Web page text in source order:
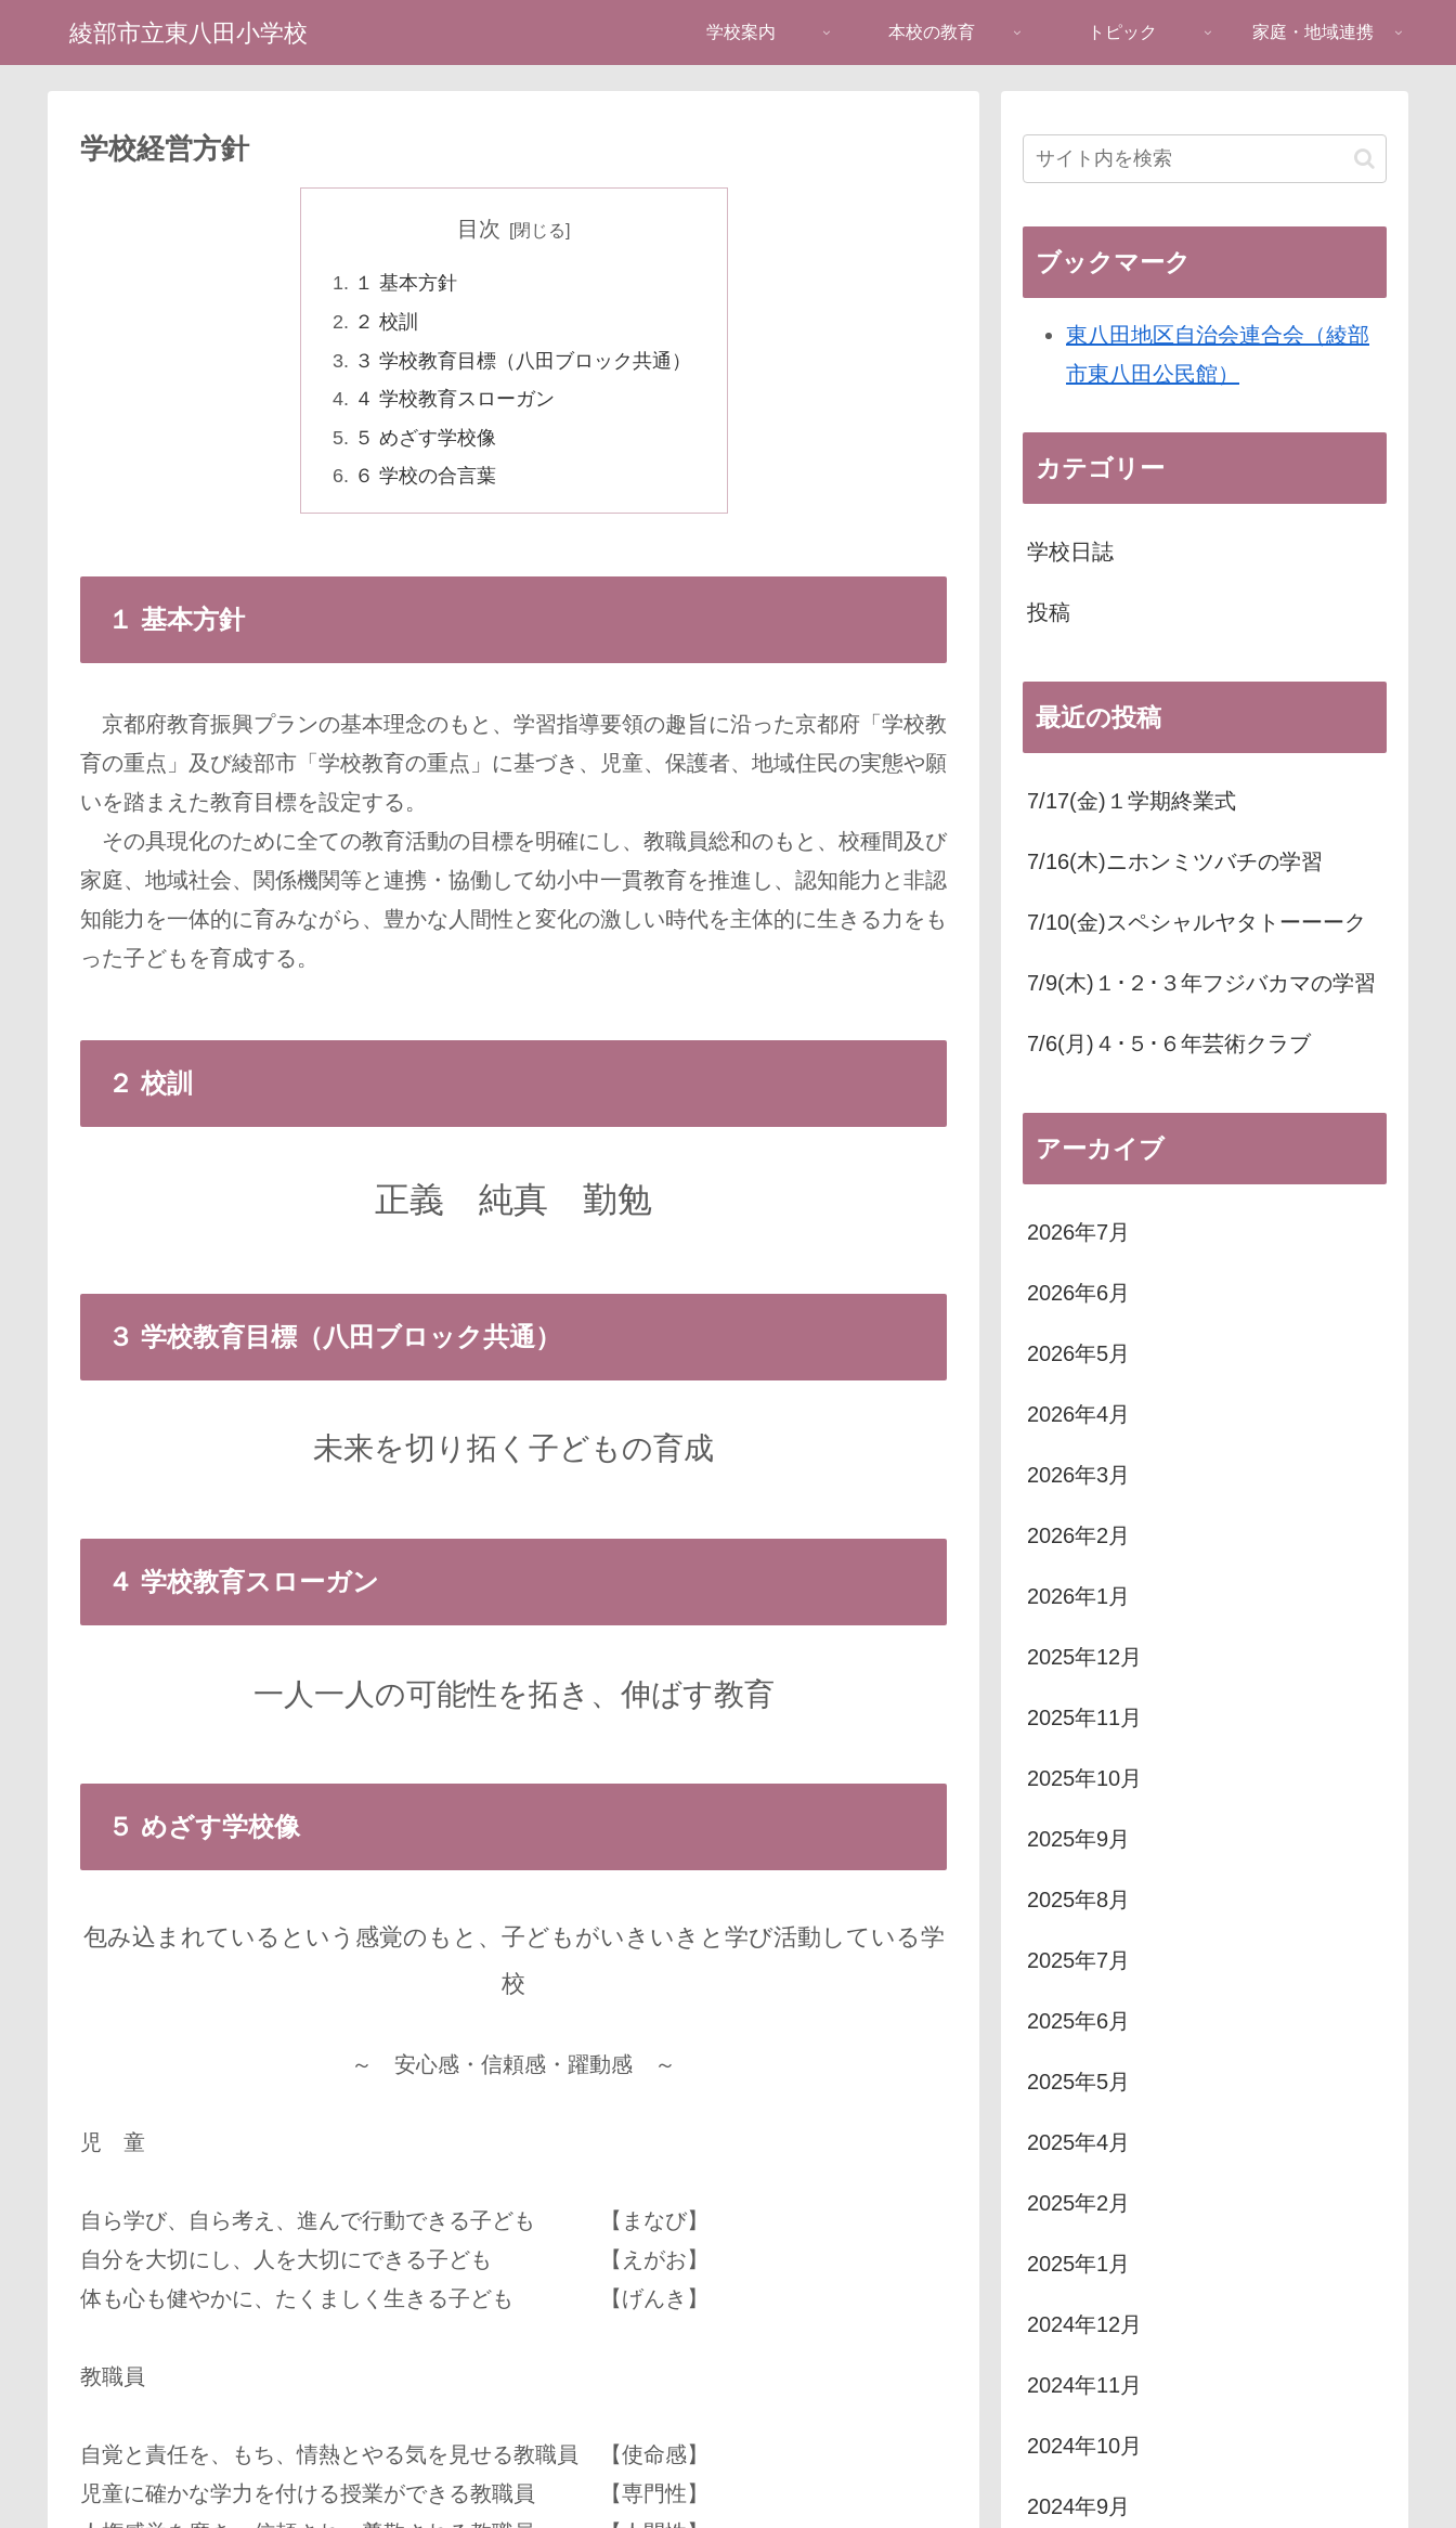
綾部市立東八田小学校 学校案内 本校の教育 トピック 家庭・地域連携
学校経営方針
目次
１ 基本方針
２ 校訓
３ 学校教育目標（八田ブロック共通）
４ 学校教育スローガン
５ めざす学校像
６ 学校の合言葉
１ 基本方針
京都府教育振興プランの基本理念のもと、学習指導要領の趣旨に沿った京都府「学校教
育の重点」及び綾部市「学校教育の重点」に基づき、児童、保護者、地域住民の実態や願
いを踏まえた教育目標を設定する。
その具現化のために全ての教育活動の目標を明確にし、教職員総和のもと、校種間及び
家庭、地域社会、関係機関等と連携・協働して幼小中一貫教育を推進し、認知能力と非認
知能力を一体的に育みながら、豊かな人間性と変化の激しい時代を主体的に生きる力をも
った子どもを育成する。
２ 校訓
正義 純真 勤勉
３ 学校教育目標（八田ブロック共通）
未来を切り拓く子どもの育成
４ 学校教育スローガン
一人一人の可能性を拓き、伸ばす教育
５ めざす学校像
包み込まれているという感覚のもと、子どもがいきいきと学び活動している学
校
～ 安心感・信頼感・躍動感 ～
児 童
自ら学び、自ら考え、進んで行動できる子ども 【まなび】
自分を大切にし、人を大切にできる子ども 【えがお】
体も心も健やかに、たくましく生きる子ども 【げんき】
教職員
自覚と責任を、もち、情熱とやる気を見せる教職員 【使命感】
児童に確かな学力を付ける授業ができる教職員 【専門性】
ブックマーク
東八田地区自治会連合会（綾部
市東八田公民館）
カテゴリー
学校日誌
投稿
最近の投稿
7/17(金)１学期終業式
7/16(木)ニホンミツバチの学習
7/10(金)スペシャルヤタトーーーク
7/9(木)１･２･３年フジバカマの学習
7/6(月)４･５･６年芸術クラブ
アーカイブ
2026年7月
2026年6月
2026年5月
2026年4月
2026年3月
2026年2月
2026年1月
2025年12月
2025年11月
2025年10月
2025年9月
2025年8月
2025年7月
2025年6月
2025年5月
2025年4月
2025年2月
2025年1月
2024年12月
2024年11月
2024年10月
2024年9月